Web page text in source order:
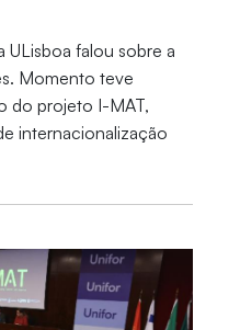
ULisboa falou sobre a
Momento teve
do projeto I-MAT,
internacionalização